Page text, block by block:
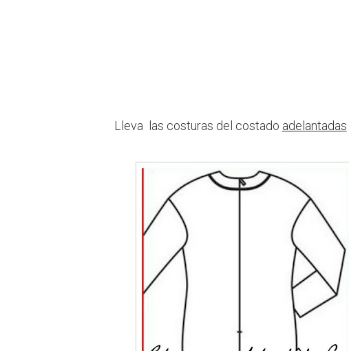
Lleva las costuras del costado adelantadas